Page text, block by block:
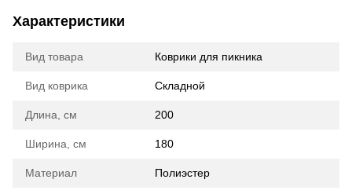
Характеристики
Вид товара Коврики для пикника
Вид коврика Складной
Длина, см 200
Ширина, см 180
Материал Полиэстер